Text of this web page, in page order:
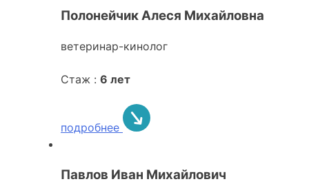
Полонейчик Алеся Михайловна
ветеринар-кинолог
Стаж : 6 лет
подробнее
Павлов Иван Михайлович